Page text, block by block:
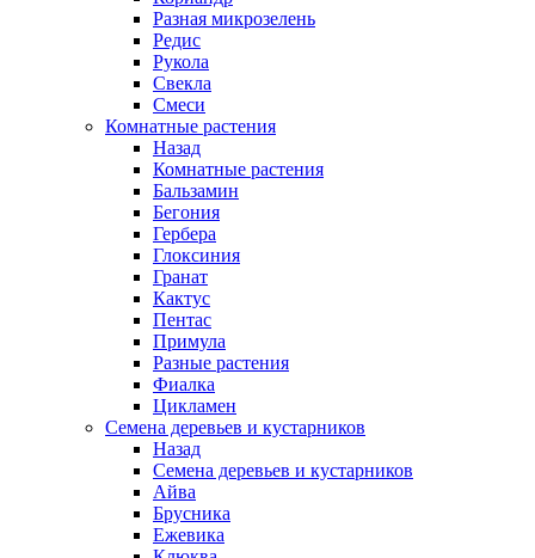
Разная микрозелень
Редис
Рукола
Свекла
Смеси
Комнатные растения
Назад
Комнатные растения
Бальзамин
Бегония
Гербера
Глоксиния
Гранат
Кактус
Пентас
Примула
Разные растения
Фиалка
Цикламен
Семена деревьев и кустарников
Назад
Семена деревьев и кустарников
Айва
Брусника
Ежевика